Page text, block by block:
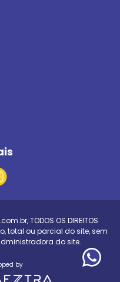
, TODOS OS DIREITOS
total ou parcial do site, sem
do site.
by